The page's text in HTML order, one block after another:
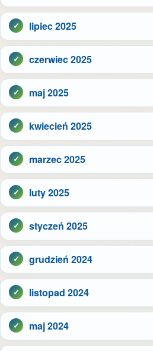
lipiec 2025
czerwiec 2025
maj 2025
kwiecień 2025
marzec 2025
luty 2025
styczeń 2025
grudzień 2024
listopad 2024
maj 2024